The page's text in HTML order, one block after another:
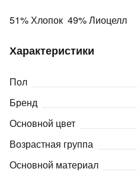
51% Хлопок 49% Лиоцелл
Характеристики
Пол
Бренд
Основной цвет
Возрастная группа
Основной материал
об оплате Плайтом
недели